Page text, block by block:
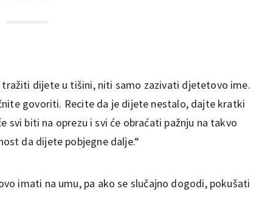
tražiti dijete u tišini, niti samo zazivati djetetovo ime.
govoriti. Recite da je dijete nestalo, dajte kratki
svi biti na oprezu i svi će obraćati pažnju na takvo
da dijete pobjegne dalje.“
imati na umu, pa ako se slučajno dogodi, pokušati